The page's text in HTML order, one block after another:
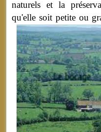
naturels et la
qu'elle soit petite ou